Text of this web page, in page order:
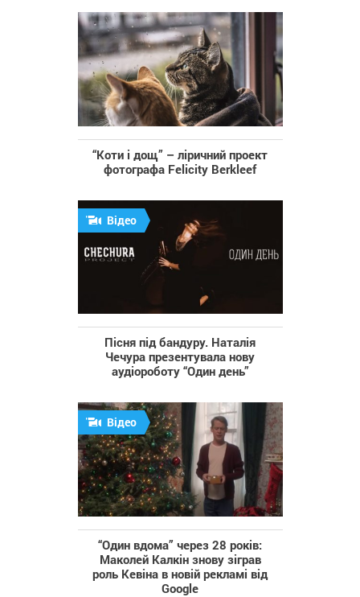
“Коти і дощ” – ліричний проект
фотографа Felicity Berkleef
Відео
Пісня під бандуру. Наталія
Чечура презентувала нову
аудіороботу “Один день”
Відео
“Один вдома” через 28 років:
Маколей Калкін знову зіграв
роль Кевіна в новій рекламі від
Google